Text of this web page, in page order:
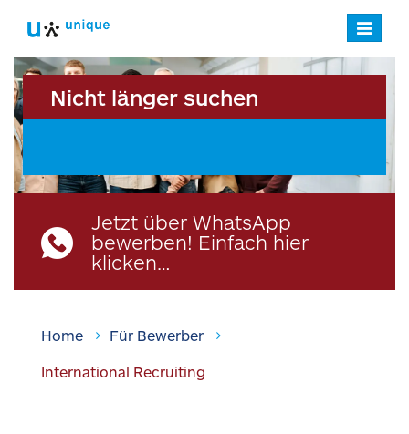
Nicht länger suchen
Jetzt über WhatsApp
bewerben! Einfach hier
klicken…
Home Für Bewerber
International Recruiting